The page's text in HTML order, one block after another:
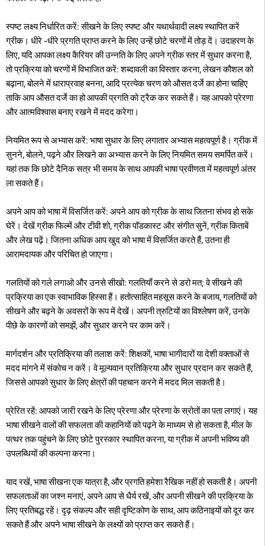
स्पष्ट लक्ष्य निर्धारित करें: सीखने के लिए स्पष्ट और यथार्थवादी लक्ष्य स्थापित करें
ग्रीक। धीरे -धीरे प्रगति प्राप्त करने के लिए उन्हें छोटे चरणों में तोड़ दें। उदाहरण के
लिए, यदि आपका लक्ष्य कैरियर की उन्नति के लिए अपने ग्रीक स्तर में सुधार करना है,
तो प्रक्रिया को चरणों में विभाजित करें: शब्दावली का विस्तार करना, लेखन कौशल को
बढ़ाना, बोलने में धाराप्रवाह बनना, आदि प्रत्येक चरण को औसत दर्जे का होना चाहिए
ताकि आप औसत दर्जे का हो आपकी प्रगति को ट्रैक कर सकते हैं। यह आपको प्रेरणा
और आत्मविश्वास बनाए रखने में मदद करेगा।
नियमित रूप से अभ्यास करें: भाषा सुधार के लिए लगातार अभ्यास महत्वपूर्ण है। ग्रीक में
सुनने, बोलने, पढ़ने और लिखने का अभ्यास करने के लिए नियमित समय समर्पित करें।
यहां तक ​​कि छोटे दैनिक सत्र भी समय के साथ आपकी भाषा प्रवीणता में महत्वपूर्ण अंतर
ला सकते हैं।
अपने आप को भाषा में विसर्जित करें: अपने आप को ग्रीक के साथ जितना संभव हो सके
घेरें। देखें ग्रीक फिल्में और टीवी शो, ग्रीक पॉडकास्ट और संगीत सुनें, ग्रीक किताबें
और लेख पढ़ें। जितना अधिक आप खुद को भाषा में विसर्जित करते हैं, उतना ही
आरामदायक और परिचित हो जाएगा।
गलतियों को गले लगाओ और उनसे सीखो: गलतियाँ करने से डरो मत; वे सीखने की
प्रक्रिया का एक स्वाभाविक हिस्सा हैं। हतोत्साहित महसूस करने के बजाय, गलतियों को
सीखने और बढ़ने के अवसरों के रूप में देखें। अपनी त्रुटियों का विश्लेषण करें, उनके
पीछे के कारणों को समझें, और सुधार करने पर काम करें।
मार्गदर्शन और प्रतिक्रिया की तलाश करें: शिक्षकों, भाषा भागीदारों या देशी वक्ताओं से
मदद मांगने में संकोच न करें। वे मूल्यवान प्रतिक्रिया और सुधार प्रदान कर सकते हैं,
जिससे आपको सुधार के लिए क्षेत्रों की पहचान करने में मदद मिल सकती है।
प्रेरित रहें: आपको जारी रखने के लिए प्रेरणा और प्रेरणा के स्रोतों का पता लगाएं। यह
भाषा सीखने वालों की सफलता की कहानियों को पढ़ने के माध्यम से हो सकता है, मील के
पत्थर तक पहुंचने के लिए छोटे पुरस्कार स्थापित करना, या ग्रीक में अपनी भविष्य की
उपलब्धियों की कल्पना करना।
याद रखें, भाषा सीखना एक यात्रा है, और प्रगति हमेशा रैखिक नहीं हो सकती है। अपनी
सफलताओं का जश्न मनाएं, अपने आप से धैर्य रखें, और अपनी सीखने की प्रक्रिया के
लिए प्रतिबद्ध रहें। दृढ़ संकल्प और सही दृष्टिकोण के साथ, आप कठिनाइयों को दूर कर
सकते हैं और अपने भाषा सीखने के लक्ष्यों को प्राप्त कर सकते हैं।